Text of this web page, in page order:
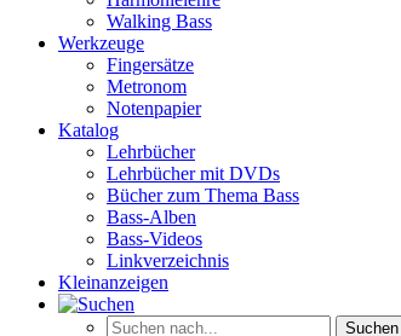
Walking Bass
Werkzeuge
Fingersätze
Metronom
Notenpapier
Katalog
Lehrbücher
Lehrbücher mit DVDs
Bücher zum Thema Bass
Bass-Alben
Bass-Videos
Linkverzeichnis
Kleinanzeigen